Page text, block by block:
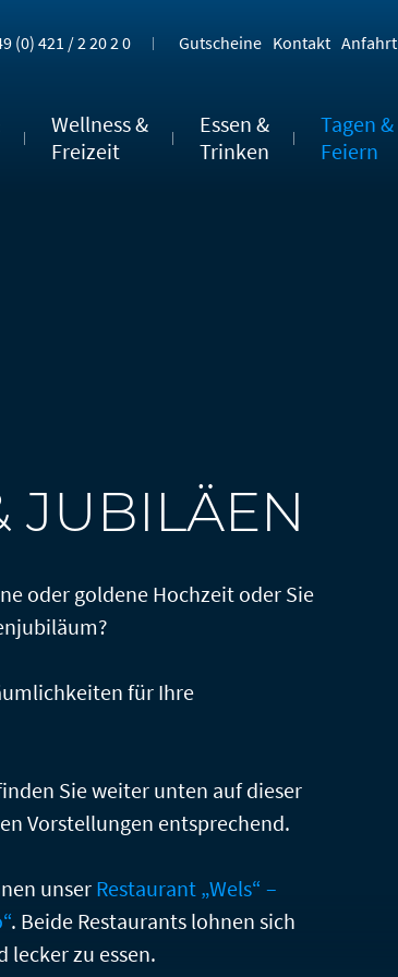
Wellness &
Freizeit
Essen &
Trinken
Tagen &
Feiern
(0) 421 / 2 20 2 0 Gutscheine Kontakt Anfahrt
JUBILÄEN
oder goldene Hochzeit oder Sie
für Ihre
Sie weiter unten auf dieser
Vorstellungen entsprechend.
unser Restaurant „Wels“ –
. Beide Restaurants lohnen sich
zu essen.